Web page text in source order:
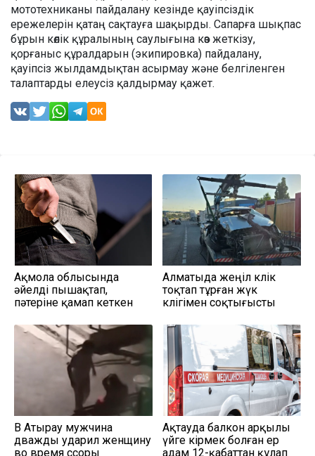
мототехниканы пайдалану кезінде қауіпсіздік
ережелерін қатаң сақтауға шақырды. Сапарға шықпас
бұрын көлік құралының саулығына көз жеткізу,
қорғаныс құралдарын (экипировка) пайдалану,
қауіпсіз жылдамдықтан асырмау және белгіленген
талаптарды елеусіз қалдырмау қажет.
Ақмола облысында
әйелді пышақтап,
пәтеріне қамап кеткен
Алматыда жеңіл көлік
тоқтап тұрған жүк
көлігімен соқтығысты
В Атырау мужчина
дважды ударил женщину
во время ссоры
Ақтауда балкон арқылы
үйге кірмек болған ер
адам 12-қабаттан құлап